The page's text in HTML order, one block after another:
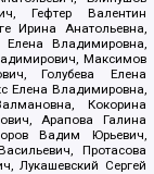
Гефтер Валентин
Ирина Анатольевна,
Елена Владимировна,
Максимов
Голубева Елена
Елена Владимировна,
Кокорина
Арапова Галина
Вадим Юрьевич,
Протасова
Лукашевский Сергей